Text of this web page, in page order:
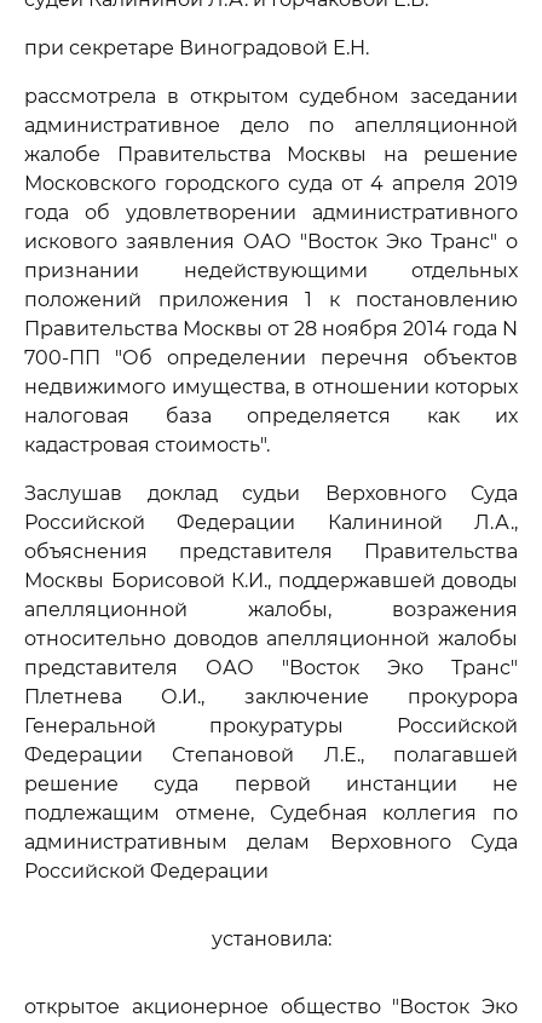
при секретаре Виноградовой Е.Н.
рассмотрела в открытом судебном заседании
административное дело по апелляционной
жалобе Правительства Москвы на решение
Московского городского суда от 4 апреля 2019
года об удовлетворении административного
искового заявления ОАО "Восток Эко Транс" о
признании недействующими отдельных
положений приложения 1 к постановлению
Правительства Москвы от 28 ноября 2014 года N
700-ПП "Об определении перечня объектов
недвижимого имущества, в отношении которых
налоговая база определяется как их
кадастровая стоимость".
Заслушав доклад судьи Верховного Суда
Российской Федерации Калининой Л.А.,
объяснения представителя Правительства
Москвы Борисовой К.И., поддержавшей доводы
апелляционной жалобы, возражения
относительно доводов апелляционной жалобы
представителя ОАО "Восток Эко Транс"
Плетнева О.И., заключение прокурора
Генеральной прокуратуры Российской
Федерации Степановой Л.Е., полагавшей
решение суда первой инстанции не
подлежащим отмене, Судебная коллегия по
административным делам Верховного Суда
Российской Федерации
установила:
открытое акционерное общество "Восток Эко